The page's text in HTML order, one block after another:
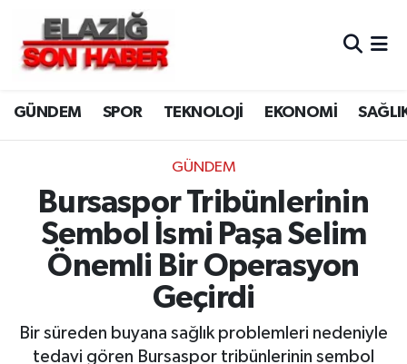
GÜNDEM SPOR TEKNOLOJİ EKONOMİ
GÜNDEM
Bursaspor Tribünlerinin
Sembol İsmi Paşa Selim
Önemli Bir Operasyon
Geçirdi
Bir süreden buyana sağlık problemleri nedeniyle
tedavi gören Bursaspor tribünlerinin sembol
CANLI YAYIN
ASAYİŞ
BİLİM VE TEKNOLOJİ
DÜNYA
EĞİTİM
ELAZIĞ
Merkez Hava Durumu
Merkez Trafik Yoğunluk Haritası
Süper Lig Puan Durumu ve Fikstür
Tüm Manşetler
Son Dakika Haberleri